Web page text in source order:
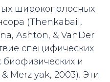
широкополосных
(Thenkabail,
​​Ashton, & VanDer
специфических
и
Merzlyak, 2003). Эти